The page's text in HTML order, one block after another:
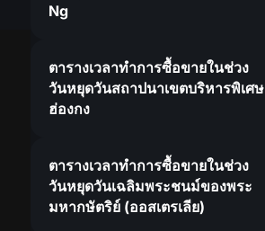
Ng
ตารางเวลาทำการซื้อขายในช่วง
วันหยุดวันสถาปนาเขตบริหารพิเศษ
ฮ่องกง
ตารางเวลาทำการซื้อขายในช่วง
วันหยุดวันเฉลิมพระชนม์ของพระ
มหากษัตริย์ (ออสเตรเลีย)